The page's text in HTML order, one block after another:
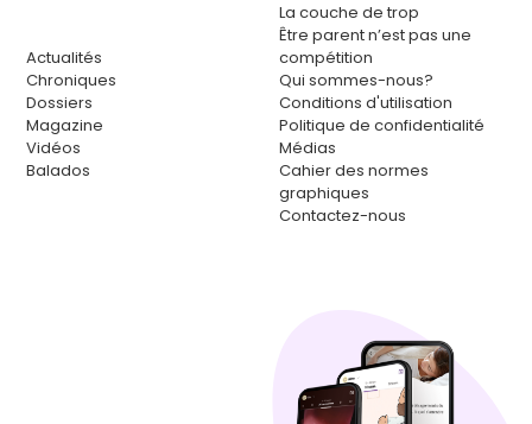
Actualités
Chroniques
Dossiers
Magazine
Vidéos
Balados
La couche de trop
Être parent n’est pas une
compétition
Qui sommes-nous?
Conditions d'utilisation
Politique de confidentialité
Médias
Cahier des normes
graphiques
Contactez-nous